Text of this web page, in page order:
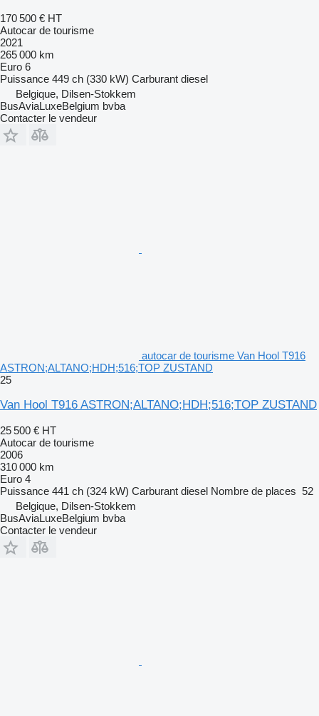
170 500 € HT
Autocar de tourisme
2021
265 000 km
Euro 6
Puissance 449 ch (330 kW) Carburant diesel
Belgique, Dilsen-Stokkem
BusAviaLuxeBelgium bvba
Contacter le vendeur
autocar de tourisme Van Hool T916
ASTRON;ALTANO;HDH;516;TOP ZUSTAND
25
Van Hool T916 ASTRON;ALTANO;HDH;516;TOP ZUSTAND
25 500 € HT
Autocar de tourisme
2006
310 000 km
Euro 4
Puissance 441 ch (324 kW) Carburant diesel Nombre de places 52
Belgique, Dilsen-Stokkem
BusAviaLuxeBelgium bvba
Contacter le vendeur